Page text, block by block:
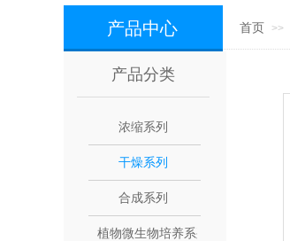
产品中心 首页 >>
产品分类
浓缩系列
干燥系列
合成系列
植物微生物培养系列